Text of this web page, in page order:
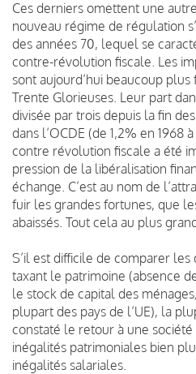
Ces derniers omettent une
nouveau régime de régulation
des années 70, lequel se
contre-révolution fiscale. Les
sont aujourd’hui beaucoup
Trente Glorieuses. Leur part
divisée par trois depuis la fin
dans l’OCDE (de 1,2% en 1968
contre révolution fiscale a été
pression de la libéralisation
échange. C’est au nom de
fuir les grandes fortunes, que
abaissés. Tout cela au plus
S’il est difficile de comparer
taxant le patrimoine (absence
le stock de capital des
plupart des pays de l’UE), la
constaté le retour à une société
inégalités patrimoniales bien
inégalités salariales.